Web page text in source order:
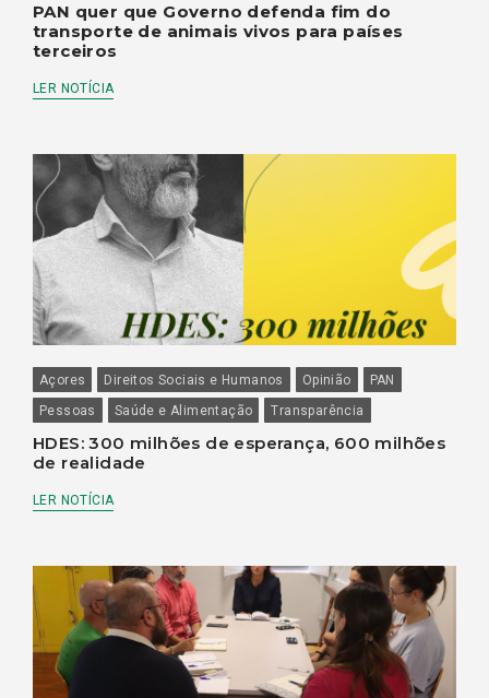
PAN quer que Governo defenda fim do
transporte de animais vivos para países
terceiros
LER NOTÍCIA
Açores Direitos Sociais e Humanos Opinião
PAN
Pessoas
Saúde e Alimentação Transparência
HDES: 300 milhões de esperança, 600 milhões
de realidade
LER NOTÍCIA